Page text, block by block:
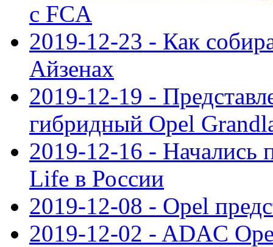
с FCA
2019-12-23 - Как
Айзенах
2019-12-19 -
гибридный Opel
2019-12-16 - Начались
Life в России
2019-12-08 - Opel
2019-12-02 - ADAC